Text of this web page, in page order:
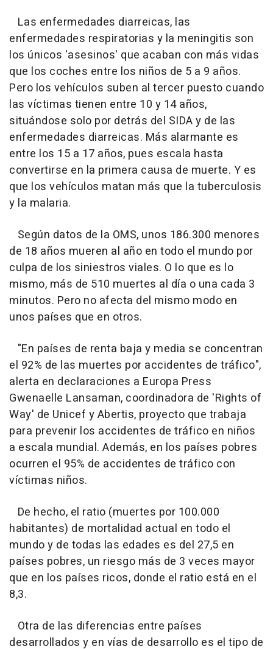
Las enfermedades diarreicas, las
enfermedades respiratorias y la meningitis son
los únicos 'asesinos' que acaban con más vidas
que los coches entre los niños de 5 a 9 años.
Pero los vehículos suben al tercer puesto cuando
las víctimas tienen entre 10 y 14 años,
situándose solo por detrás del SIDA y de las
enfermedades diarreicas. Más alarmante es
entre los 15 a 17 años, pues escala hasta
convertirse en la primera causa de muerte. Y es
que los vehículos matan más que la tuberculosis
y la malaria.
Según datos de la OMS, unos 186.300 menores
de 18 años mueren al año en todo el mundo por
culpa de los siniestros viales. O lo que es lo
mismo, más de 510 muertes al día o una cada 3
minutos. Pero no afecta del mismo modo en
unos países que en otros.
"En países de renta baja y media se concentran
el 92% de las muertes por accidentes de tráfico",
alerta en declaraciones a Europa Press
Gwenaelle Lansaman, coordinadora de 'Rights of
Way' de Unicef y Abertis, proyecto que trabaja
para prevenir los accidentes de tráfico en niños
a escala mundial. Además, en los países pobres
ocurren el 95% de accidentes de tráfico con
víctimas niños.
De hecho, el ratio (muertes por 100.000
habitantes) de mortalidad actual en todo el
mundo y de todas las edades es del 27,5 en
países pobres, un riesgo más de 3 veces mayor
que en los países ricos, donde el ratio está en el
8,3.
Otra de las diferencias entre países
desarrollados y en vías de desarrollo es el tipo de